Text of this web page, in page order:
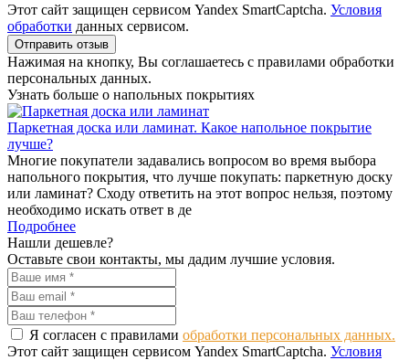
Этот сайт защищен сервисом Yandex SmartCaptcha. Условия
обработки данных сервисом.
Отправить отзыв
Нажимая на кнопку, Вы соглашаетесь с правилами обработки
персональных данных.
Узнать больше о напольных покрытиях
Паркетная доска или ламинат. Какое напольное покрытие
лучше?
Многие покупатели задавались вопросом во время выбора
напольного покрытия, что лучше покупать: паркетную доску
или ламинат? Сходу ответить на этот вопрос нельзя, поэтому
необходимо искать ответ в де
Подробнее
Нашли дешевле?
Оставьте свои контакты, мы дадим лучшие условия.
Я согласен с правилами обработки персональных данных.
Этот сайт защищен сервисом Yandex SmartCaptcha. Условия